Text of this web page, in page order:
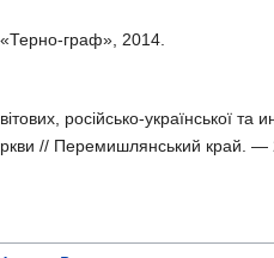
граф», 2014.
російсько-української
церкви // Перемишлянський